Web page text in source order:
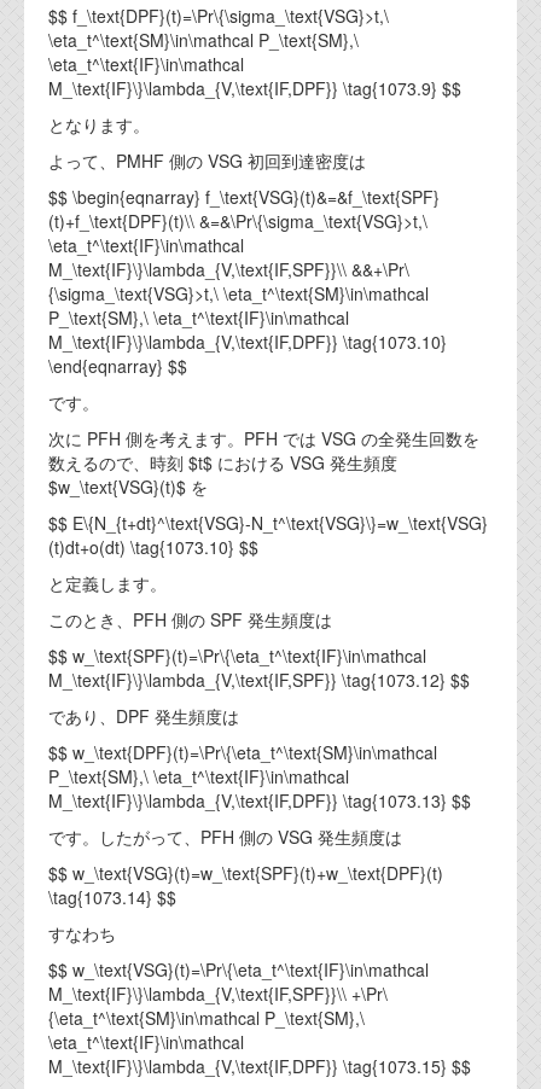
$$ f_\text{DPF}(t)=\Pr\{\sigma_\text{VSG}>t,\
\eta_t^\text{SM}\in\mathcal P_\text{SM},\
\eta_t^\text{IF}\in\mathcal
M_\text{IF}\}\lambda_{V,\text{IF,DPF}} \tag{1073.9} $$
となります。
よって、PMHF 側の VSG 初回到達密度は
$$ \begin{eqnarray} f_\text{VSG}(t)&=&f_\text{SPF}
(t)+f_\text{DPF}(t)\\ &=&\Pr\{\sigma_\text{VSG}>t,\
\eta_t^\text{IF}\in\mathcal
M_\text{IF}\}\lambda_{V,\text{IF,SPF}}\\ &&+\Pr\
{\sigma_\text{VSG}>t,\ \eta_t^\text{SM}\in\mathcal
P_\text{SM},\ \eta_t^\text{IF}\in\mathcal
M_\text{IF}\}\lambda_{V,\text{IF,DPF}} \tag{1073.10}
\end{eqnarray} $$
です。
次に PFH 側を考えます。PFH では VSG の全発生回数を
数えるので、時刻 $t$ における VSG 発生頻度
$w_\text{VSG}(t)$ を
$$ E\{N_{t+dt}^\text{VSG}-N_t^\text{VSG}\}=w_\text{VSG}
(t)dt+o(dt) \tag{1073.10} $$
と定義します。
このとき、PFH 側の SPF 発生頻度は
$$ w_\text{SPF}(t)=\Pr\{\eta_t^\text{IF}\in\mathcal
M_\text{IF}\}\lambda_{V,\text{IF,SPF}} \tag{1073.12} $$
であり、DPF 発生頻度は
$$ w_\text{DPF}(t)=\Pr\{\eta_t^\text{SM}\in\mathcal
P_\text{SM},\ \eta_t^\text{IF}\in\mathcal
M_\text{IF}\}\lambda_{V,\text{IF,DPF}} \tag{1073.13} $$
です。したがって、PFH 側の VSG 発生頻度は
$$ w_\text{VSG}(t)=w_\text{SPF}(t)+w_\text{DPF}(t)
\tag{1073.14} $$
すなわち
$$ w_\text{VSG}(t)=\Pr\{\eta_t^\text{IF}\in\mathcal
M_\text{IF}\}\lambda_{V,\text{IF,SPF}}\\ +\Pr\
{\eta_t^\text{SM}\in\mathcal P_\text{SM},\
\eta_t^\text{IF}\in\mathcal
M_\text{IF}\}\lambda_{V,\text{IF,DPF}} \tag{1073.15} $$